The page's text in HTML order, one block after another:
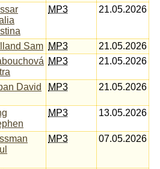
MP3 21.05.2026
Sam MP3
21.05.2026
MP3 21.05.2026
David MP3 21.05.2026
MP3 13.05.2026
MP3 07.05.2026